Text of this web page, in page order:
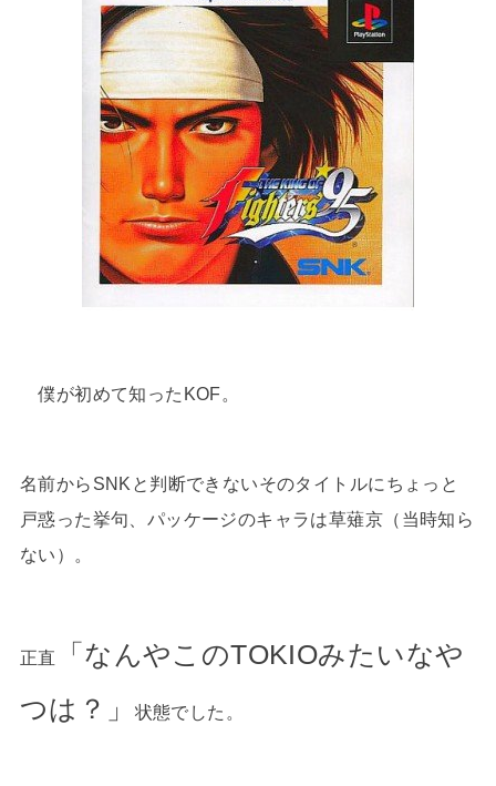
僕が初めて知ったKOF。
名前からSNKと判断できないそのタイトルにちょっと
戸惑った挙句、パッケージのキャラは草薙京（当時知ら
ない）。
正直
「なんやこのTOKIOみたいなや
つは？」
状態でした。